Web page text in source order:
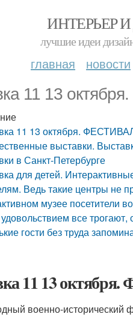
ИНТЕРЬЕР
лучшие идеи
главная новости
11 13
11 13 октября.
выставки.
в Санкт-Петербурге
для детей.
Ведь такие центры не
музее посетители
все
гости без труда
11 13
военно-исторический